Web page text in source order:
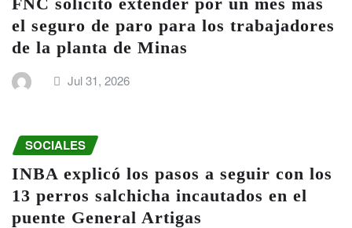
el seguro de paro para los trabajadores
de la planta de Minas
Jul 31, 2026
SOCIALES
INBA explicó los pasos a seguir con los
13 perros salchicha incautados en el
puente General Artigas